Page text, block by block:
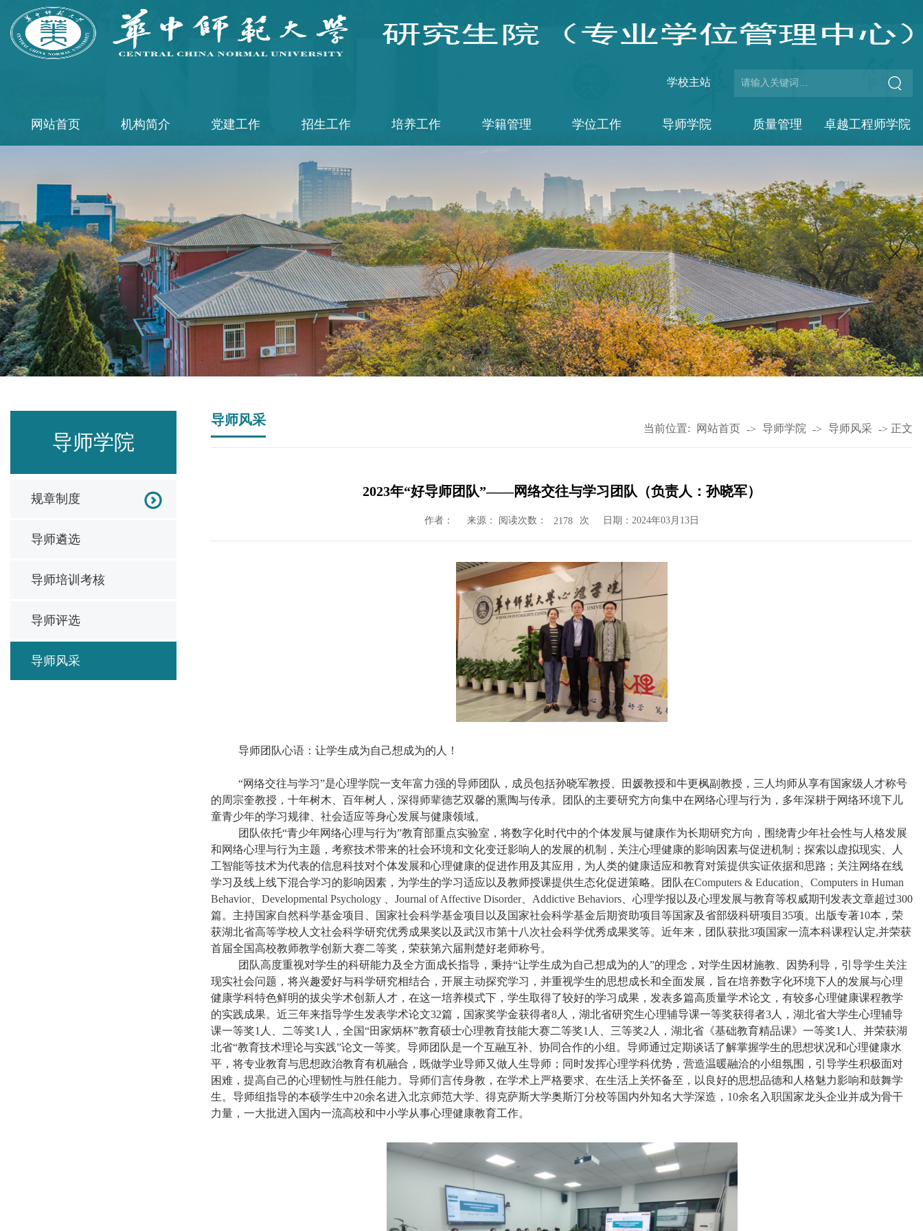
学校主站
网站首页 机构简介 党建工作 招生工作 培养工作 学籍管理 学位工作 导师学院 质量管理 卓越工程师学院
导师学院
规章制度
导师遴选
导师培训考核
导师评选
导师风采
导师风采
当前位置: 网站首页 -> 导师学院 -> 导师风采 -> 正文
2023年“好导师团队”——网络交往与学习团队（负责人：孙晓军）
作者： 来源： 阅读次数： 2178 次 日期：2024年03月13日
导师团队心语：让学生成为自己想成为的人！
“网络交往与学习”是心理学院一支年富力强的导师团队，成员包括孙晓军教授、田媛教授和牛更枫副教授，三人均师从享有国家级人才称号
的周宗奎教授，十年树木、百年树人，深得师辈德艺双馨的熏陶与传承。团队的主要研究方向集中在网络心理与行为，多年深耕于网络环境下儿
童青少年的学习规律、社会适应等身心发展与健康领域。
团队依托“青少年网络心理与行为”教育部重点实验室，将数字化时代中的个体发展与健康作为长期研究方向，围绕青少年社会性与人格发展
和网络心理与行为主题，考察技术带来的社会环境和文化变迁影响人的发展的机制，关注心理健康的影响因素与促进机制；探索以虚拟现实、人
工智能等技术为代表的信息科技对个体发展和心理健康的促进作用及其应用，为人类的健康适应和教育对策提供实证依据和思路；关注网络在线
学习及线上线下混合学习的影响因素，为学生的学习适应以及教师授课提供生态化促进策略。团队在Computers & Education
Computers in Human
Behavior
Developmental Psychology Journal of Affective Disorder Addictive Behaviors 、心理学报以及心理发展与教育等权威期刊发表文章超过300
篇。主持国家自然科学基金项目、国家社会科学基金项目以及国家社会科学基金后期资助项目等国家及省部级科研项目 35项。出版专著10本，荣
获湖北省高等学校人文社会科学研究优秀成果奖以及武汉市第十八次社会科学优秀成果奖等。近年来，团队获批3项国家一流本科课程认定,并荣获
首届全国高校教师教学创新大赛二等奖，荣获第六届荆楚好老师称号。
团队高度重视对学生的科研能力及全方面成长指导，秉持“让学生成为自己想成为的人”的理念，对学生因材施教、因势利导，引导学生关注
现实社会问题，将兴趣爱好与科学研究相结合，开展主动探究学习，并重视学生的思想成长和全面发展，旨在培养数字化环境下人的发展与心理
健康学科特色鲜明的拔尖学术创新人才，在这一培养模式下，学生取得了较好的学习成果，发表多篇高质量学术论文，有较多心理健康课程教学
的实践成果。近三年来指导学生发表学术论文32篇，国家奖学金获得者8 人，湖北省研究生心理辅导课一等奖获得者3 人，湖北省大学生心理辅导
课一等奖1 人、二等奖1 人，全国“田家炳杯”教育硕士心理教育技能大赛二等奖1 人、三等奖2 人，湖北省《基础教育精品课》一等奖1 人、并荣获湖
北省“教育技术理论与实践”论文一等奖。导师团队是一个互融互补、协同合作的小组。导师通过定期谈话了解掌握学生的思想状况和心理健康水
平，将专业教育与思想政治教育有机融合，既做学业导师又做人生导师；同时发挥心理学科优势，营造温暖融洽的小组氛围，引导学生积极面对
困难，提高自己的心理韧性与胜任能力。导师们言传身教，在学术上严格要求、在生活上关怀备至，以良好的思想品德和人格魅力影响和鼓舞学
生。导师组指导的本硕学生中20余名进入北京师范大学、得克萨斯大学奥斯汀分校等国内外知名大学深造， 10余名入职国家龙头企业并成为骨干
力量，一大批进入国内一流高校和中小学从事心理健康教育工作。